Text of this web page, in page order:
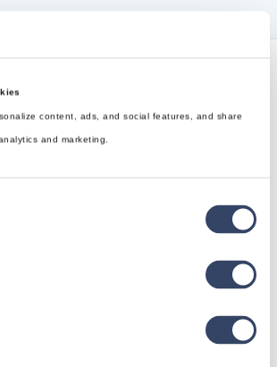
content, ads, and social features, and share
and marketing.
Sie alle unsere